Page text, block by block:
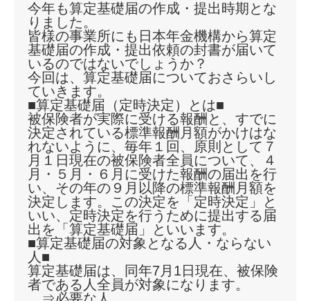
今年も算定基礎届の作成・提出時期とな
りました。
皆様の事業所にも日本年金機構から算定
基礎届の作成・提出依頼の封書が届いて
いるのではないでしょうか？
今回は、算定基礎届についておさらいし
ていきます。
■算定基礎届（定時決定）とは■
被保険者が実際に受ける報酬と、すでに
決定されている標準報酬月額がかけはな
れないように、毎年１回、原則として７
月１日現在の被保険者全員について、４
月・５月・６月に受けた報酬の届出を行
い、その年の９月以降の標準報酬月額を
決定します。この決定を「定時決定」と
いい、定時決定を行うために提出する届
出を「算定基礎届」といいます。
■算定基礎届の対象となる人・ならない
人■
算定基礎届は、同年7月1日現在、被保険
者である人全員が対象になります。